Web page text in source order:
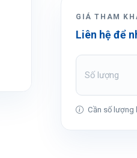
GIÁ THAM
Liên hệ để
Cần số lượng